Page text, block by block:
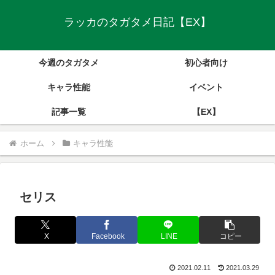
ラッカのタガタメ日記【EX】
今週のタガタメ 初心者向け
キャラ性能 イベント
記事一覧 【EX】
ホーム キャラ性能
セリス
X Facebook LINE コピー
2021.02.11 2021.03.29